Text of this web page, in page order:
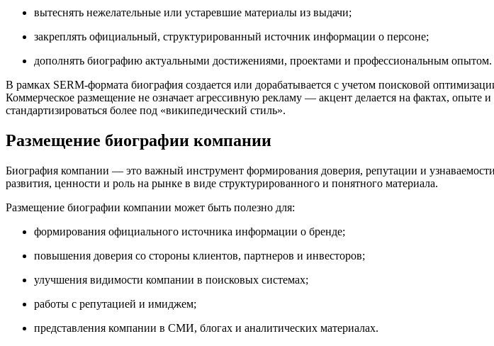
вытеснять нежелательные или устаревшие материалы из выдачи;
закреплять официальный, структурированный источник информации о персоне;
дополнять биографию актуальными достижениями, проектами и профессиональным опытом.
В рамках SERM-формата биография создается или дорабатывается с учетом поисковой
Коммерческое размещение не означает агрессивную рекламу — акцент делается на фактах,
стандартизироваться более под «википедический стиль».
Размещение биографии компании
Биография компании — это важный инструмент формирования доверия, репутации и
развития, ценности и роль на рынке в виде структурированного и понятного материала.
Размещение биографии компании может быть полезно для:
формирования официального источника информации о бренде;
повышения доверия со стороны клиентов, партнеров и инвесторов;
улучшения видимости компании в поисковых системах;
работы с репутацией и имиджем;
представления компании в СМИ, блогах и аналитических материалах.